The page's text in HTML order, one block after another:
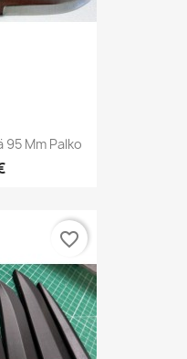
Mm Palko
favorite_border